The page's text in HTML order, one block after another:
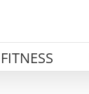
FITNESS